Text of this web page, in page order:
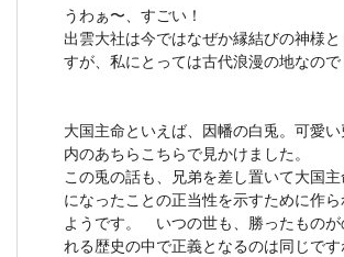
うわぁ〜、すごい！
出雲大社は今ではなぜか縁結びの神様
すが、私にとっては古代浪漫の地なので
大国主命といえば、因幡の白兎。可愛
内のあちらこちらで見かけました。
この兎の話も、兄弟を差し置いて大国
になったことの正当性を示すために作
ようです。 いつの世も、勝ったものが
れる歴史の中で正義となるのは同じです